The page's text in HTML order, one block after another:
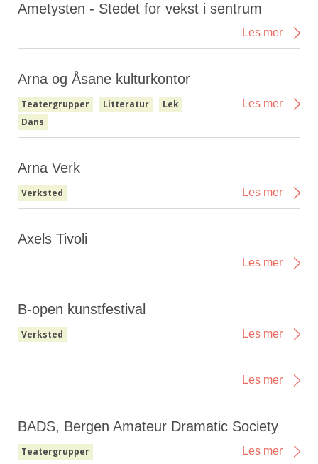
Ametysten - Stedet for vekst i sentrum
Les mer
Arna og Åsane kulturkontor
Teatergrupper Litteratur
Lek
Dans
Les mer
Arna Verk
Verksted Les mer
Axels Tivoli
Les mer
B-open kunstfestival
Verksted Les mer
Les mer
BADS, Bergen Amateur Dramatic Society
Teatergrupper Les mer